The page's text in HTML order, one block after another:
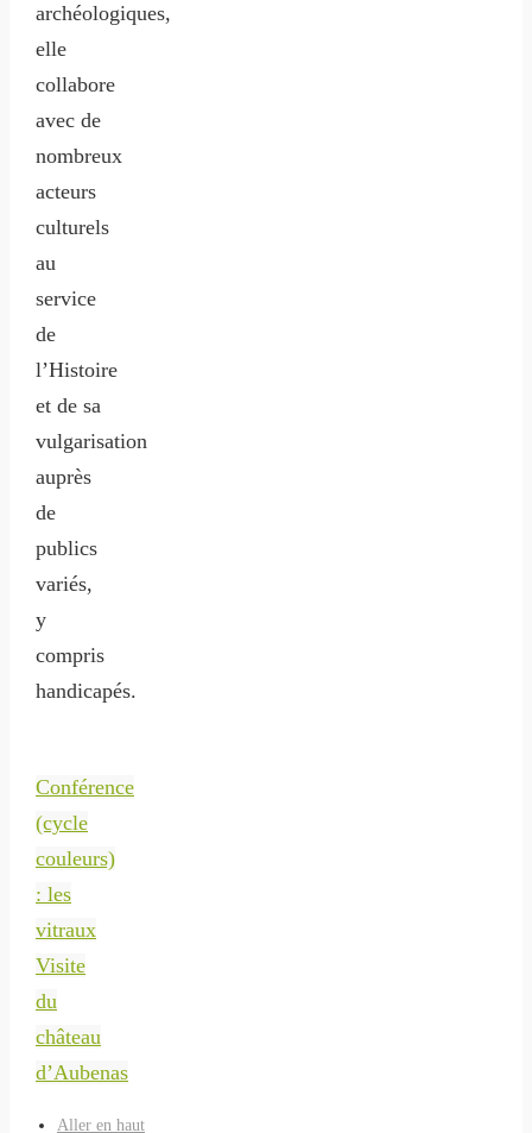
archéologiques,
elle
collabore
avec de
nombreux
acteurs
culturels
au
service
de
l’Histoire
et de sa
vulgarisation
auprès
de
publics
variés,
y
compris
handicapés.
Conférence
(cycle
couleurs)
: les
vitraux
Visite
du
château
d’Aubenas
Aller en haut